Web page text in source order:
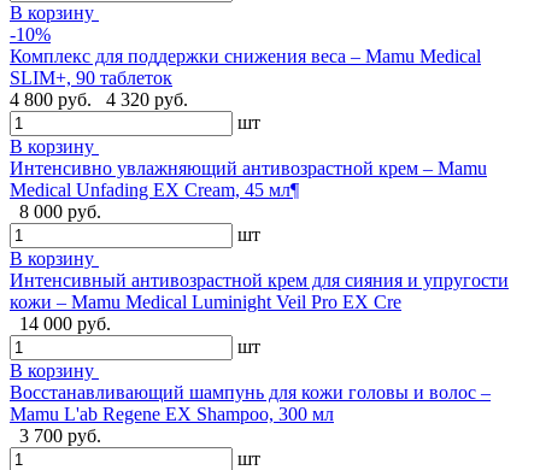
В корзину
-10%
Комплекс для поддержки снижения веса – Mamu Medical
SLIM+, 90 таблеток
4 800 руб.
4 320 руб.
шт
В корзину
Интенсивно увлажняющий антивозрастной крем – Mamu
Medical Unfading EX Cream, 45 мл¶
8 000 руб.
шт
В корзину
Интенсивный антивозрастной крем для сияния и упругости
кожи – Mamu Medical Luminight Veil Pro EX Cre
14 000 руб.
шт
В корзину
Восстанавливающий шампунь для кожи головы и волос –
Mamu L'ab Regene EX Shampoo, 300 мл
3 700 руб.
шт